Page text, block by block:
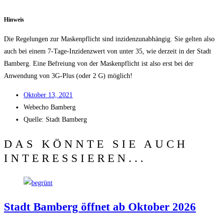
Hin­weis
Die Rege­lun­gen zur Mas­ken­pflicht sind inzi­denz­un­ab­hän­gig. Sie gel­ten also
auch bei einem 7‑Ta­ge-Inzi­denz­wert von unter 35, wie der­zeit in der Stadt
Bam­berg. Eine Befrei­ung von der Mas­ken­pflicht ist also erst bei der
Anwen­dung von 3G-Plus (oder 2 G) möglich!
Okto­ber 13, 2021
Web­echo Bamberg
Quel­le: Stadt Bamberg
DAS KÖNNTE SIE AUCH
INTERESSIEREN...
Stadt Bam­berg öff­net ab Okto­ber 2026